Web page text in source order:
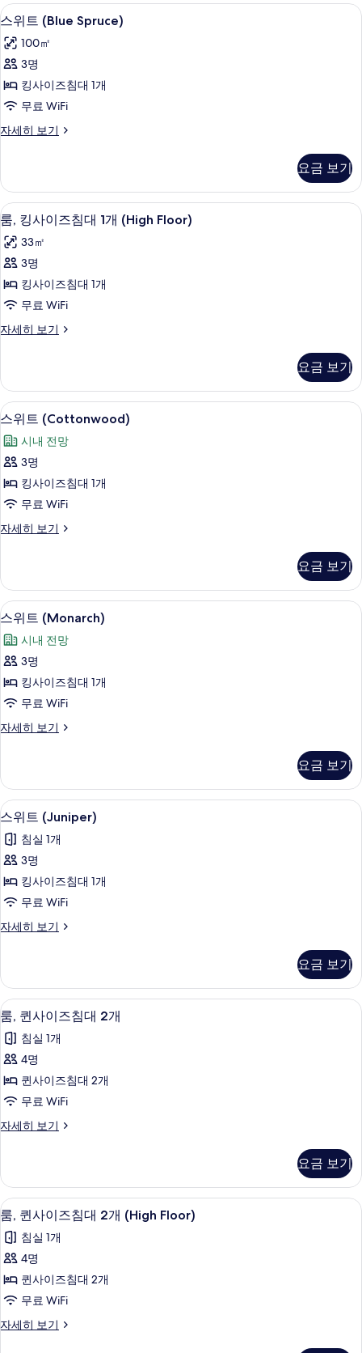
보
기
기
애
인
지
원
욕
조
모
두
보
기
대
개,
장
인
지
욕
히
보
기
스
위
트
(Blue
Spruce)
사
진
보
기
스위트 (Blue Spruce) | 고급 침구, 필
9
스위트 (Blue Spruce)
100㎡
3명
킹사이즈침대 1개
무료 WiFi
자세히 보기
스
Spruce)
자
세
히
보
기
요금 보기
룸,
킹
사
이
즈
침
대
개
(High
Floor)
사
진
모
두
보
기
고급 침구, 필로우탑 침대, 객실 내 금고
5
룸, 킹사이즈침대 1개 (High Floor)
33㎡
3명
킹사이즈침대 1개
무료 WiFi
자세히 보기
룸,
즈
침
대
개
(High
자
세
보
요금 보기
스
위
트
(Cottonwood)
사
진
모
보
기
스위트 (Cottonwood) | 고급 침구, 필
8
스위트 (Cottonwood)
시내 전망
3명
킹사이즈침대 1개
무료 WiFi
자세히 보기
스
자
세
히
기
요금 보기
스
위
트
(Monarch)
사
진
모
보
기
스위트 (Monarch) | 고급 침구, 필로우
7
스위트 (Monarch)
시내 전망
3명
킹사이즈침대 1개
무료 WiFi
자세히 보기
스
자
세
히
기
요금 보기
스
위
트
(Juniper)
사
진
모
보
기
스위트 (Juniper) | 고급 침구, 필로우
6
스위트 (Juniper)
침실 1개
3명
킹사이즈침대 1개
무료 WiFi
자세히 보기
스
자
세
히
보
기
요금 보기
룸,
퀸
사
이
즈
침
대
개
사
진
모
두
보
기
고급 침구, 필로우탑 침대, 객실 내 금고
7
룸, 퀸사이즈침대 2개
침실 1개
4명
퀸사이즈침대 2개
무료 WiFi
자세히 보기
룸,
즈
침
대
2
개
자
히
보
요금 보기
룸,
퀸
사
이
즈
침
대
룸, 퀸사이즈침대 2개 (High Floor) |
7
룸, 퀸사이즈침대 2개 (High Floor)
침실 1개
4명
퀸사이즈침대 2개
무료 WiFi
자세히 보기
룸,